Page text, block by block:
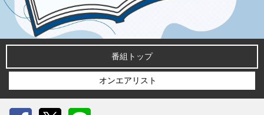
番組トップ
オンエアリスト